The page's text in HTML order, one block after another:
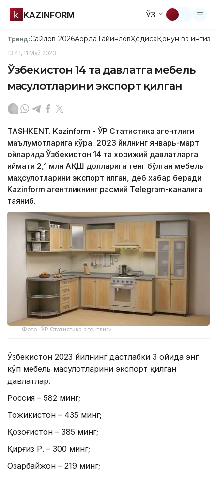
KAZINFORM ЎЗ
Тренд:Сайлов-2026АқордаТайинловҲодисаҚонун ва
13:41, 11 Май 2023
Ўзбекистон 14 та давлатга мебель
маҳсулотларини экспорт қилган
TASHKENT. Kazinform - ЎР Статистика агентлиги
маълумотларига кўра, 2023 йилнинг январь-март
ойларида Ўзбекистон 14 та хорижий давлатларга
қиймати 2,1 млн АҚШ долларига тенг бўлган мебель
маҳсулотларини экспорт қилган, деб хабар беради
Kazinform агентликнинг расмий Telegram-каналига
таяниб.
Фото: ЎР Статистика агентлиги
Ўзбекистон 2023 йилнинг дастлабки 3 ойида энг
кўп мебель маҳсулотларини экспорт қилган
давлатлар:
Россия – 582 минг;
Тожикистон – 435 минг;
Қозоғистон – 385 минг;
Қирғиз Р. – 300 минг;
Озарбайжон – 219 минг;